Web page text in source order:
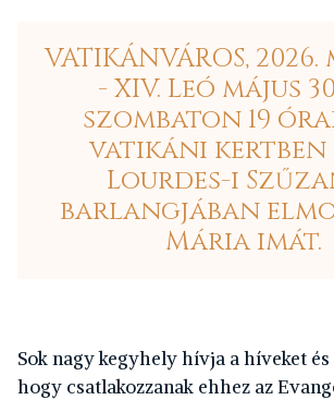
VATIKÁNVÁROS, 2026.
- XIV. Leó május
szombaton 19
vatikáni kertben
Lourdes-i
barlangjában
Mária imát.
Sok nagy kegyhely hívja a híveket
hogy csatlakozzanak ehhez az